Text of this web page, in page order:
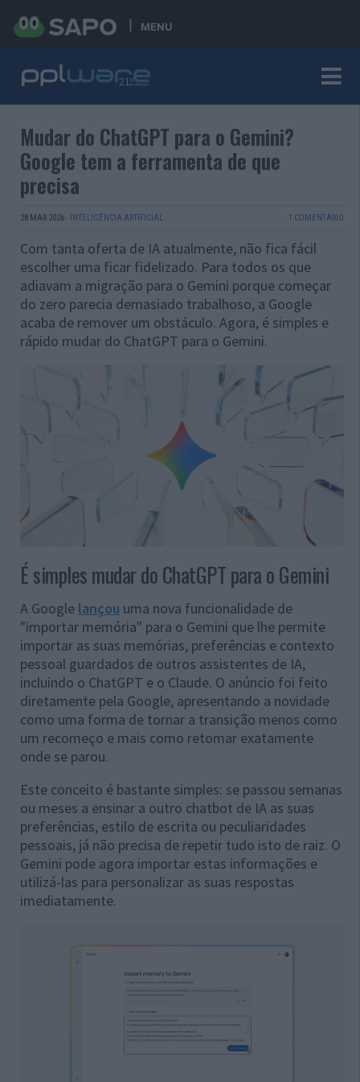
MENU
Mudar do ChatGPT para o Gemini?
Google tem a ferramenta de que
precisa
28 MAR 2026 · INTELIGÊNCIA ARTIFICIAL 1 COMENTÁRIO
Com tanta oferta de IA atualmente, não fica fácil
escolher uma ficar fidelizado. Para todos os que
adiavam a migração para o Gemini porque começar
do zero parecia demasiado trabalhoso, a Google
acaba de remover um obstáculo. Agora, é simples e
rápido mudar do ChatGPT para o Gemini.
É simples mudar do ChatGPT para o Gemini
A Google lançou uma nova funcionalidade de
"importar memória" para o Gemini que lhe permite
importar as suas memórias, preferências e contexto
pessoal guardados de outros assistentes de IA,
incluindo o ChatGPT e o Claude. O anúncio foi feito
diretamente pela Google, apresentando a novidade
como uma forma de tornar a transição menos como
um recomeço e mais como retomar exatamente
onde se parou.
Este conceito é bastante simples: se passou semanas
ou meses a ensinar a outro chatbot de IA as suas
preferências, estilo de escrita ou peculiaridades
pessoais, já não precisa de repetir tudo isto de raiz. O
Gemini pode agora importar estas informações e
utilizá-las para personalizar as suas respostas
imediatamente.